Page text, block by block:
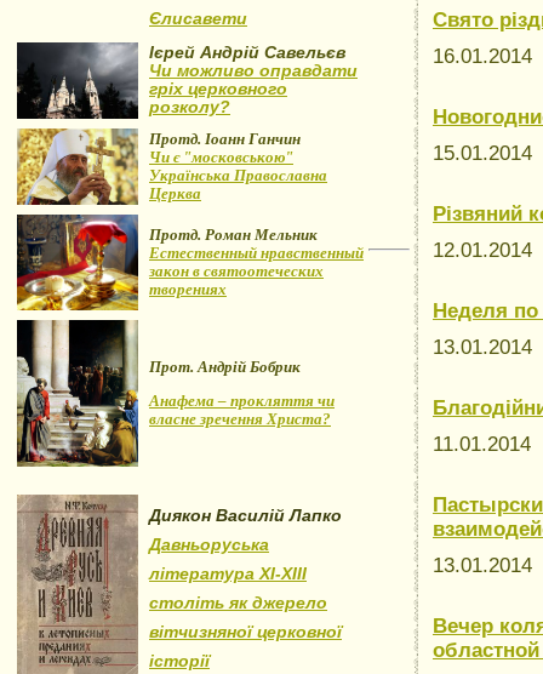
Єлисавети
Ієрей Андрій Савельєв
Чи можливо оправдати
гріх церковного
розколу?
Протд. Іоанн Ганчин
Чи є "московською"
Українська Православна
Церква
Протд. Роман Мельник
Естественный нравственный
закон в святоотеческих
творениях
Прот. Андрій Бобрик
Анафема – прокляття чи
власне зречення Христа?
Диякон Василій Лапко
Давньоруська
література XI-XIII
століть як джерело
вітчизняної церковної
історії
Свято
16.01.2014
15.01.2014
Різвяний
12.01.2014
Неделя
13.01.2014
11.01.2014
13.01.2014
Вечер